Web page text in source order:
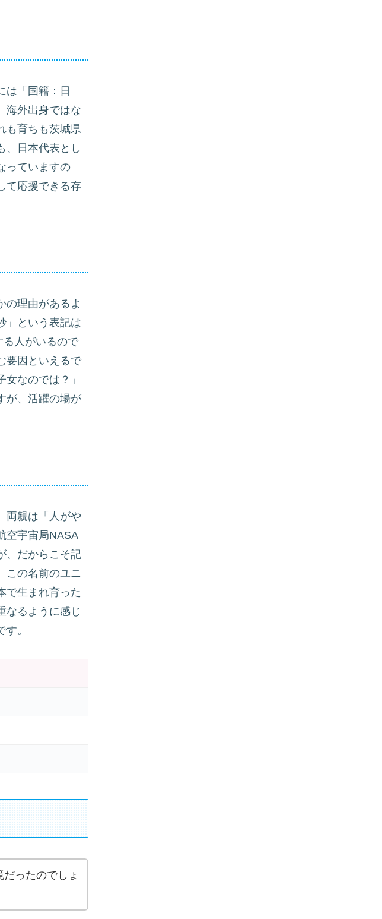
は「国籍：日
海外出身ではな
も育ちも茨城県
、日本代表とし
っていますの
て応援できる存
の理由があるよ
」という表記は
人がいるので
要因といえるで
なのでは？」
が、活躍の場が
両親は「人がや
空宇宙局NASA
、だからこそ記
この名前のユニ
で生まれ育った
なるように感じ
。
ったのでしょ